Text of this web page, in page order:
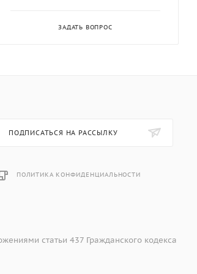
ЗАДАТЬ ВОПРОС
ПОДПИСАТЬСЯ НА РАССЫЛКУ
ПОЛИТИКА КОНФИДЕНЦИАЛЬНОСТИ
статьи 437 Гражданского кодекса